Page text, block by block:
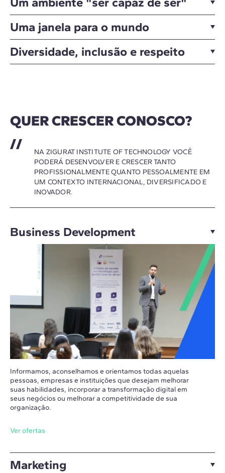
Uma janela para o mundo
Diversidade, inclusão e respeito
QUER CRESCER CONOSCO?
NA ZIGURAT INSTITUTE OF TECHNOLOGY VOCÊ
PODERÁ DESENVOLVER E CRESCER TANTO
PROFISSIONALMENTE QUANTO PESSOALMENTE EM
UM CONTEXTO INTERNACIONAL, DIVERSIFICADO E
INOVADOR.
Business Development
Informamos, aconselhamos e orientamos todas aquelas
pessoas, empresas e instituições que desejam melhorar
suas habilidades, incorporar a transformação digital em
seus negócios ou melhorar a competitividade de sua
organização.
Ver ofertas
Marketing